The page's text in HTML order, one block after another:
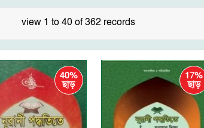
view 1 to 40 of 362 records
40%
ছাড়
17%
ছাড়